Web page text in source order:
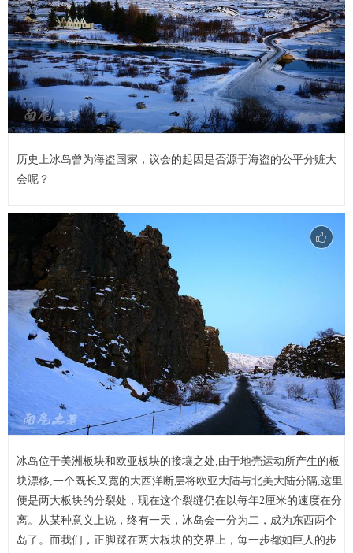
历史上冰岛曾为海盗国家，议会的起因是否源于海盗的公平分赃大
会呢？
冰岛位于美洲板块和欧亚板块的接壤之处,由于地壳运动所产生的板
块漂移,一个既长又宽的大西洋断层将欧亚大陆与北美大陆分隔,这里
便是两大板块的分裂处，现在这个裂缝仍在以每年2厘米的速度在分
离。从某种意义上说，终有一天，冰岛会一分为二，成为东西两个
岛了。而我们，正脚踩在两大板块的交界上，每一步都如巨人的步